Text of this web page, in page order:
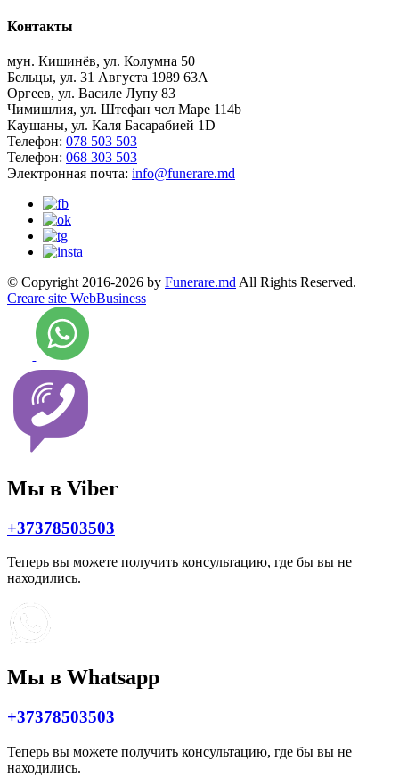
Контакты
мун. Кишинёв, ул. Колумна 50
Бельцы, ул. 31 Августа 1989 63А
Оргеев, ул. Василе Лупу 83
Чимишлия, ул. Штефан чел Маре 114b
Каушаны, ул. Каля Басарабией 1D
Телефон: 078 503 503
Телефон: 068 303 503
Электронная почта: info@funerare.md
© Copyright 2016-2026 by Funerare.md All Rights Reserved.
Creare site WebBusiness
Мы в Viber
+37378503503
Теперь вы можете получить консультацию, где бы вы не
находились.
Мы в Whatsapp
+37378503503
Теперь вы можете получить консультацию, где бы вы не
находились.